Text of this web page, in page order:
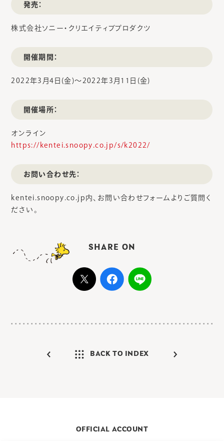
発売：
株式会社ソニー・クリエイティブプロダクツ
開催期間：
2022年3月4日(金)～2022年3月11日(金)
開催場所：
オンライン
https://kentei.snoopy.co.jp/s/k2022/
お問い合わせ先：
kentei.snoopy.co.jp内、お問い合わせフォームよりご質問く
ださい。
SHARE ON
BACK TO INDEX
OFFICIAL ACCOUNT